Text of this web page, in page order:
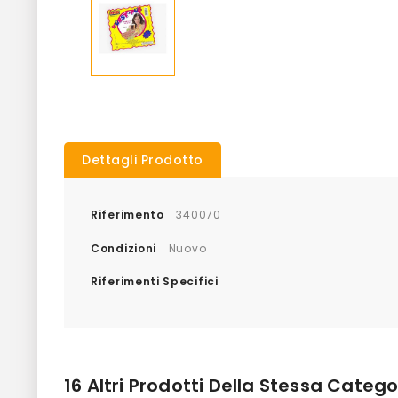
Dettagli Prodotto
Riferimento 340070
Condizioni Nuovo
Riferimenti Specifici
16 Altri Prodotti Della Stessa